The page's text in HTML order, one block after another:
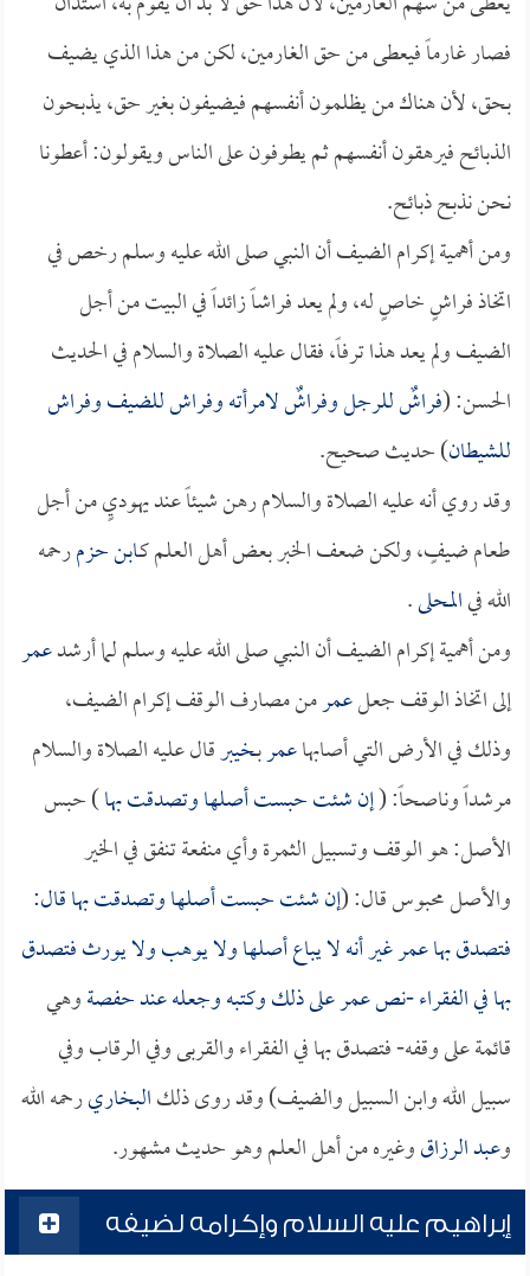
فصار غارماً فيعطى من حق الغارمين، لكن من هذا الذي يضيف
بحق، لأن هناك من يظلمون أنفسهم فيضيفون بغير حق، يذبحون
الذبائح فيرهقون أنفسهم ثم يطوفون على الناس ويقولون: أعطونا
نحن نذبح ذبائح.
ومن أهمية إكرام الضيف أن النبي صلى الله عليه وسلم رخص في
اتخاذ فراشٍ خاصٍ له، ولم يعد فراشاً زائداً في البيت من أجل
الضيف ولم يعد هذا ترفاً، فقال عليه الصلاة والسلام في الحديث
الحسن: (فراشٌ للرجل وفراشٌ لامرأته وفراش للضيف وفراش
للشيطان) حديث صحيح.
وقد روي أنه عليه الصلاة والسلام رهن شيئاً عند يهوديٍ من أجل
طعام ضيفٍ، ولكن ضعف الخبر بعض أهل العلم كـابن حزمرحمه
الله فيالمحلى.
ومن أهمية إكرام الضيف أن النبي صلى الله عليه وسلم لما أرشدعمر
إلى اتخاذ الوقف جعلعمرمن مصارف الوقف إكرام الضيف،
وذلك في الأرض التي أصابهاعمربـخيبرقال عليه الصلاة والسلام
مرشداً وناصحاً: (إن شئت حبست أصلها وتصدقت بها) حبس
الأصل: هو الوقف وتسبيل الثمرة وأي منفعة تنفق في الخير
والأصل محبوس قال: (إن شئت حبست أصلها وتصدقت بها قال:
فتصدق بهاعمرغير أنه لا يباع أصلها ولا يوهب ولا يورث فتصدق
بها في الفقراء -نصعمرعلى ذلك وكتبه وجعله عندحفصةوهي
قائمة على وقفه- فتصدق بها في الفقراء والقربى وفي الرقاب وفي
سبيل الله وابن السبيل والضيف) وقد روى ذلكالبخاريرحمه الله
وعبد الرزاقوغيره من أهل العلم وهو حديث مشهور.
إبراهيم عليه السلام وإكرامه لضيفه